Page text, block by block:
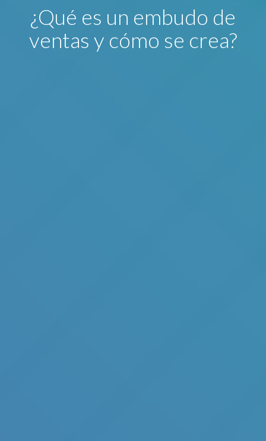
¿Qué es un embudo de
ventas y cómo se crea?